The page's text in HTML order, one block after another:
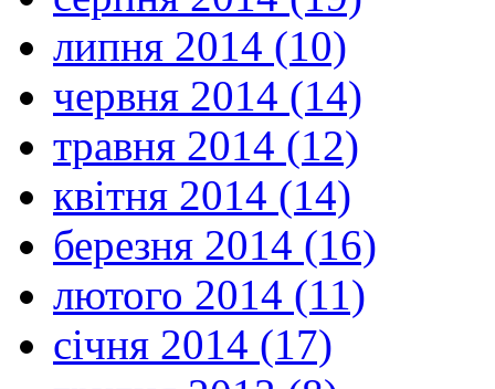
липня 2014 (10)
червня 2014 (14)
травня 2014 (12)
квітня 2014 (14)
березня 2014 (16)
лютого 2014 (11)
січня 2014 (17)